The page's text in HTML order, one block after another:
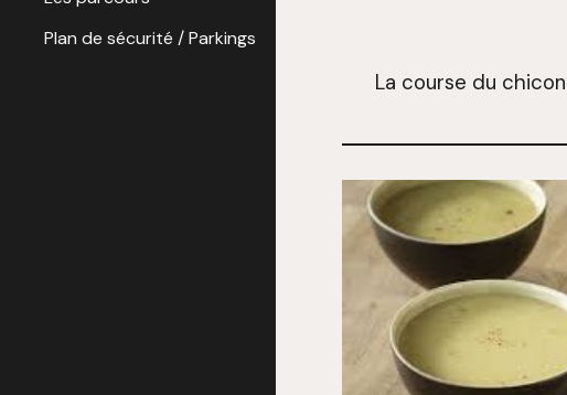
Plan de sécurité / Parkings
La course du